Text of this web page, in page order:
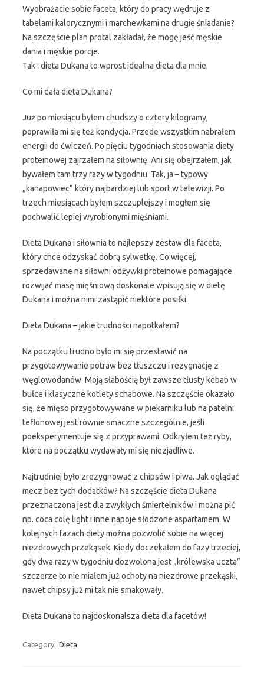
Wyobrażacie sobie faceta, który do pracy wędruje z
tabelami kalorycznymi i marchewkami na drugie śniadanie?
Na szczęście plan protal zakładał, że mogę jeść męskie
dania i męskie porcje.
Tak ! dieta Dukana to wprost idealna dieta dla mnie.
Co mi dała dieta Dukana?
Już po miesiącu byłem chudszy o cztery kilogramy,
poprawiła mi się też kondycja. Przede wszystkim nabrałem
energii do ćwiczeń. Po pięciu tygodniach stosowania diety
proteinowej zajrzałem na siłownię. Ani się obejrzałem, jak
bywałem tam trzy razy w tygodniu. Tak, ja – typowy
„kanapowiec” który najbardziej lub sport w telewizji. Po
trzech miesiącach byłem szczuplejszy i mogłem się
pochwalić lepiej wyrobionymi mięśniami.
Dieta Dukana i siłownia to najlepszy zestaw dla faceta,
który chce odzyskać dobrą sylwetkę. Co więcej,
sprzedawane na siłowni odżywki proteinowe pomagające
rozwijać masę mięśniową doskonale wpisują się w dietę
Dukana i można nimi zastąpić niektóre posiłki.
Dieta Dukana – jakie trudności napotkałem?
Na początku trudno było mi się przestawić na
przygotowywanie potraw bez tłuszczu i rezygnację z
węglowodanów. Moją słabością był zawsze tłusty kebab w
bułce i klasyczne kotlety schabowe. Na szczęście okazało
się, że mięso przygotowywane w piekarniku lub na patelni
teflonowej jest równie smaczne szczególnie, jeśli
poeksperymentuje się z przyprawami. Odkryłem też ryby,
które na początku wydawały mi się niezjadliwe.
Najtrudniej było zrezygnować z chipsów i piwa. Jak oglądać
mecz bez tych dodatków? Na szczęście dieta Dukana
przeznaczona jest dla zwykłych śmiertelników i można pić
np. coca colę light i inne napoje słodzone aspartamem. W
kolejnych fazach diety można pozwolić sobie na więcej
niezdrowych przekąsek. Kiedy doczekałem do fazy trzeciej,
gdy dwa razy w tygodniu dozwolona jest „królewska uczta”
szczerze to nie miałem już ochoty na niezdrowe przekąski,
nawet chipsy już mi tak nie smakowały.
Dieta Dukana to najdoskonalsza dieta dla facetów!
Category: Dieta